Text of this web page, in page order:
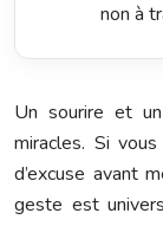
non à
Un sourire et
miracles. Si
d’excuse avant
geste est